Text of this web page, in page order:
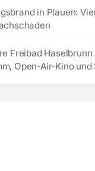
in Plauen:
Freibad Haselbrunn
Open-Air-Kino und